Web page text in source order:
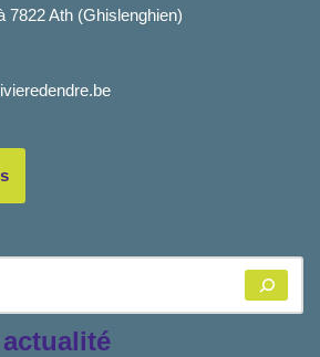
7822 Ath (Ghislenghien)